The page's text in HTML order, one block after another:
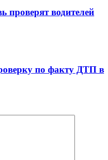
водителей
по факту ДТП в